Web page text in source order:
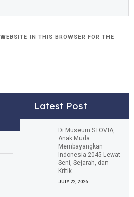
IN THIS BROWSER FOR THE
Latest Post
Di Museum STOVIA,
Anak Muda
Membayangkan
Indonesia 2045 Lewat
Seni, Sejarah, dan
Kritik
JULY 22, 2026